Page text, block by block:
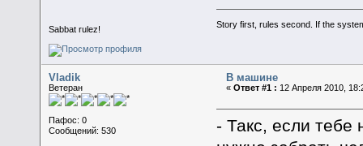
Sabbat rulez! Story first, rules second. If the
Vladik
Ветеран
Пафос: 0
Сообщений: 530
В машине
«Ответ #1 : 12 Апреля 2010,
- Такс, если тебе